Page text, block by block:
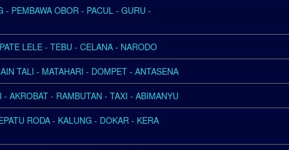
- PEMBAWA OBOR - PACUL - GURU -
LELE - TEBU - CELANA - NARODO
TALI - MATAHARI - DOMPET - ANTASENA
AKROBAT - RAMBUTAN - TAXI - ABIMANYU
RODA - KALUNG - DOKAR - KERA